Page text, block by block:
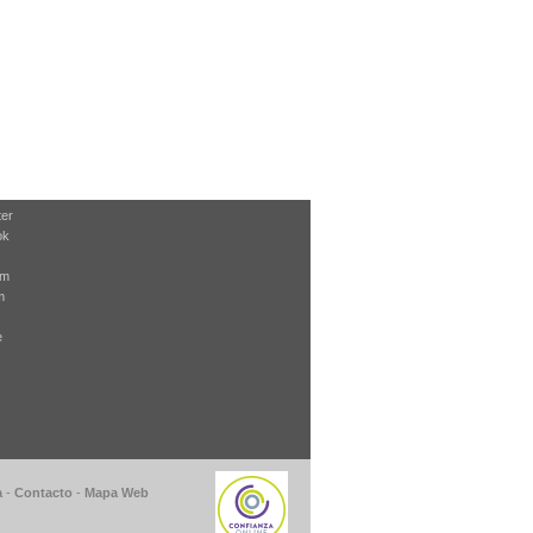
- Contacto - Mapa Web